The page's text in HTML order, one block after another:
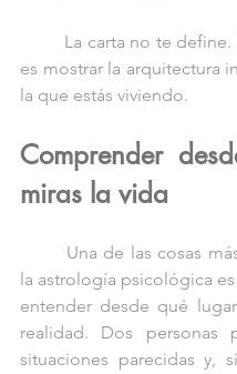
es mostrar la arquitectura
la que estás viviendo.
Comprender
miras la vida
la astrología psicológica
entender desde qué
realidad. Dos personas
situaciones parecidas y,